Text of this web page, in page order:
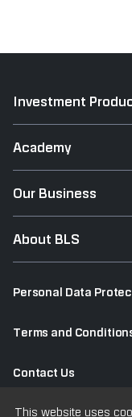
This website uses
Investment
Academy
Our Business
About BLS
Personal Data
Terms and
Contact Us
Old Website